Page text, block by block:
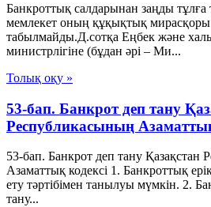
Банкроттық салдарынан заңды тұлға
мемлекет оның құқықтық
табылмайды.Д.сотқа Еңбек және
министрлігіне (бұдан әрі – Ми...
Толық оқу »
53-бап. Банкрот деп тану
Республикасының
53-бап. Банкрот деп тану Қазақстан
Азаматтық кодексi 1. Банкроттық
ету тәртiбiмен танылуы мүмкiн. 2.
тану...